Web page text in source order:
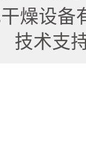
燥设备
技术支